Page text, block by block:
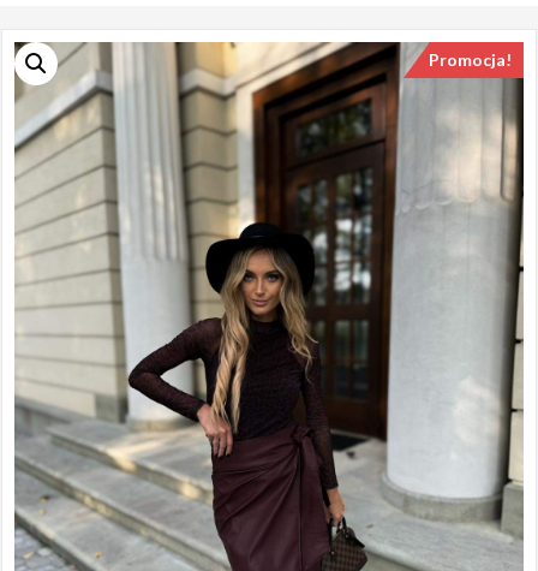
Promocja!